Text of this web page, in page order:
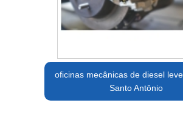
oficinas mecânicas de diesel
Santo Antônio